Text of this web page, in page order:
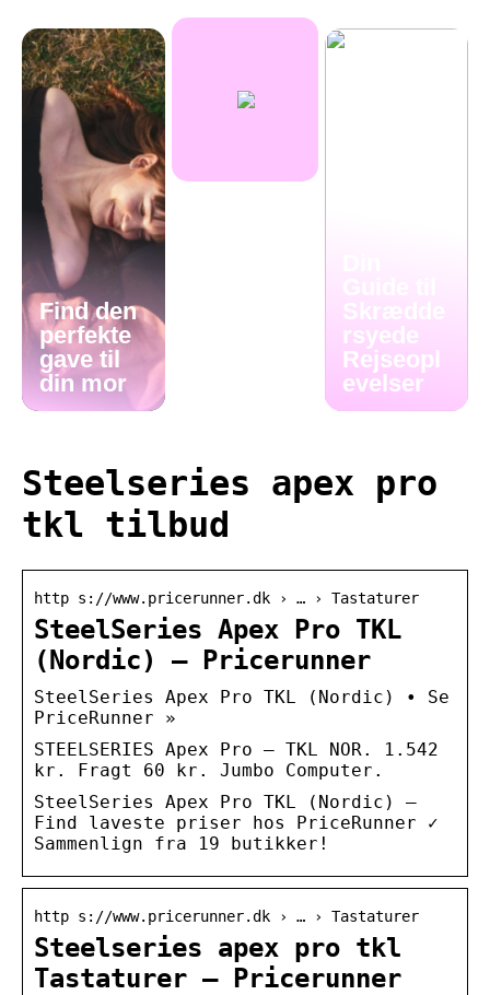
Find den
perfekte
gave til
din mor
Guide til
Skrædde
rsyede
Rejseopl
evelser
Steelseries apex pro
tkl tilbud
http s://www.pricerunner.dk › … › Tastaturer
SteelSeries Apex Pro TKL
(Nordic) – Pricerunner
SteelSeries Apex Pro TKL (Nordic) • Se
PriceRunner »
STEELSERIES Apex Pro – TKL NOR. 1.542
kr. Fragt 60 kr. Jumbo Computer.
SteelSeries Apex Pro TKL (Nordic) –
Find laveste priser hos PriceRunner ✓
Sammenlign fra 19 butikker!
http s://www.pricerunner.dk › … › Tastaturer
Steelseries apex pro tkl
Tastaturer – Pricerunner